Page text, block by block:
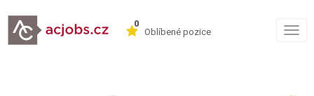
0
Oblíbené pozice